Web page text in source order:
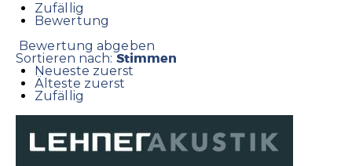
Zufällig
Bewertung
Bewertung abgeben
Sortieren nach: Stimmen
Neueste zuerst
Älteste zuerst
Zufällig